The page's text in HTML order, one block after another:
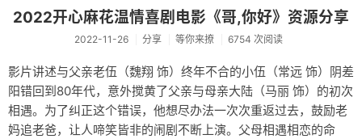
分类
分享
技术
教程
2022开心麻花温情喜剧电影《哥,你好》资源分享
2022-11-26 分享 等你来撩 6754 次阅读
影片讲述与父亲老伍（魏翔 饰）终年不合的小伍（常远 饰）阴差
阳错回到80年代，意外搅黄了父亲与母亲大陆（马丽 饰）的初次
相遇。为了纠正这个错误，他想尽办法一次次重返过去，鼓励老
妈追老爸，让人啼笑皆非的闹剧不断上演。父母相遇相恋的命